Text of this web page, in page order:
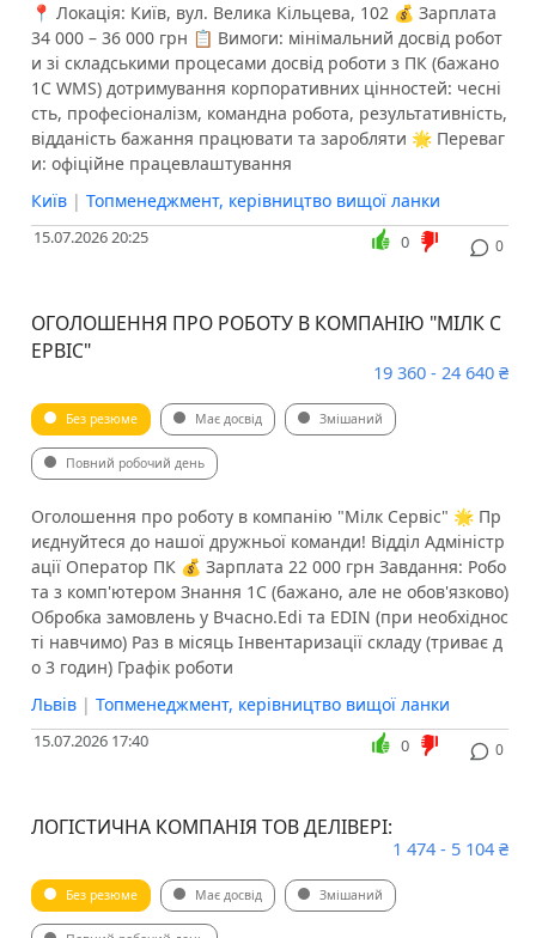
📍 Локація: Київ, вул. Велика Кільцева, 102 💰 Зарплата
34 000 – 36 000 грн 📋 Вимоги: мінімальний досвід робот
и зі складськими процесами досвід роботи з ПК (бажано
1С WMS) дотримування корпоративних цінностей: чесні
сть, професіоналізм, командна робота, результативність,
відданість бажання працювати та заробляти 🌟 Переваг
и: офіційне працевлаштування
Київ | Топменеджмент, керівництво вищої ланки
15.07.2026 20:25 0
0
ОГОЛОШЕННЯ ПРО РОБОТУ В КОМПАНІЮ "МІЛК С
ЕРВІС"
19 360 - 24 640 ₴
Без резюме Має досвід Змішаний
Повний робочий день
​​Оголошення про роботу в компанію "Мілк Сервіс" 🌟 Пр
иєднуйтеся до нашої дружньої команди! Відділ Адміністр
ації Оператор ПК 💰 Зарплата 22 000 грн Завдання: Робо
та з комп'ютером Знання 1С (бажано, але не обов'язково)
Обробка замовлень у Вчасно.Edi та EDIN (при необхіднос
ті навчимо) Раз в місяць Інвентаризації складу (триває д
о 3 годин) Графік роботи
Львів | Топменеджмент, керівництво вищої ланки
15.07.2026 17:40 0
0
ЛОГІСТИЧНА КОМПАНІЯ ТОВ ДЕЛІВЕРІ:
1 474 - 5 104 ₴
Без резюме Має досвід Змішаний